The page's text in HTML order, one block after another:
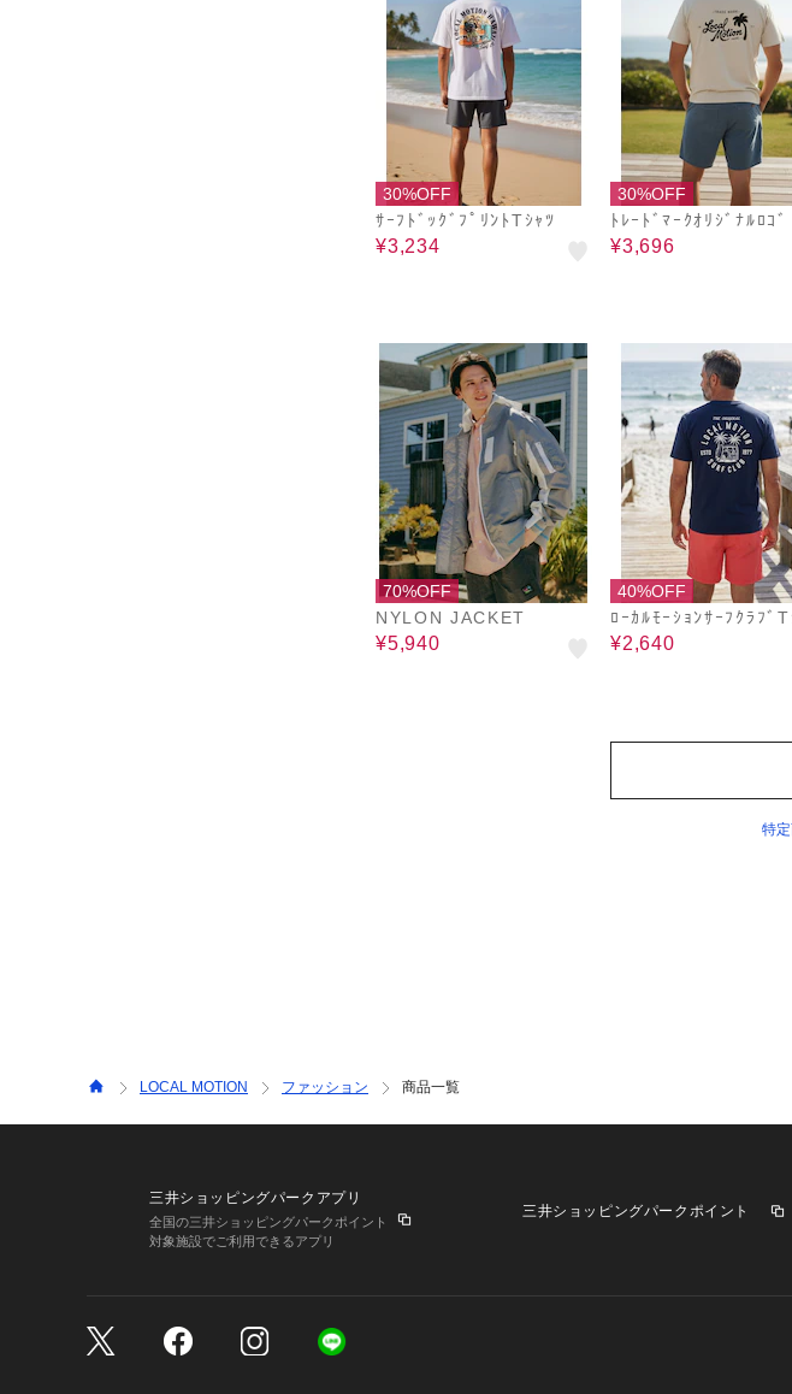
30%OFF
ｻｰﾌﾄﾞｯｸﾞﾌﾟﾘﾝﾄTｼｬﾂ
¥3,234
30%OFF
ﾄﾚｰﾄﾞﾏｰｸｵﾘｼﾞﾅﾙﾛｺﾞ
¥3,696
70%OFF
NYLON JACKET
¥5,940
40%OFF
ﾛｰｶﾙﾓｰｼｮﾝｻｰﾌｸﾗﾌﾞ
¥2,640
特
LOCAL MOTION ファッション 商品一覧
三井ショッピングパークアプリ
全国の三井ショッピングパークポイント
対象施設でご利用できるアプリ
三井ショッピングパークポイント